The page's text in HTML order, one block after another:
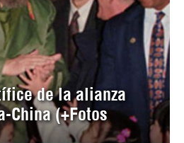
de la alianza
China (+Fotos